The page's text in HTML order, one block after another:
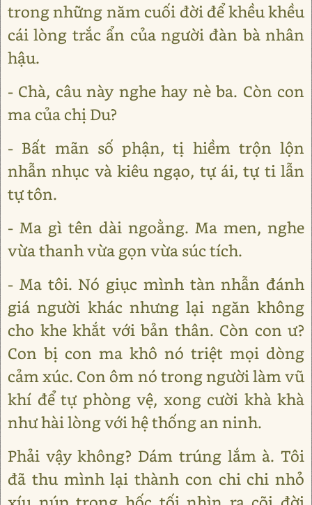
trong những năm cuối đời để khều khều
cái lòng trắc ẩn của người đàn bà nhân
hậu.
- Chà, câu này nghe hay nè ba. Còn con
ma của chị Du?
- Bất mãn số phận, tị hiềm trộn lộn
nhẫn nhục và kiêu ngạo, tự ái, tự ti lẫn
tự tôn.
- Ma gì tên dài ngoằng. Ma men, nghe
vừa thanh vừa gọn vừa súc tích.
- Ma tôi. Nó giục mình tàn nhẫn đánh
giá người khác nhưng lại ngăn không
cho khe khắt với bản thân. Còn con ư?
Con bị con ma khô nó triệt mọi dòng
cảm xúc. Con ôm nó trong người làm vũ
khí để tự phòng vệ, xong cười khà khà
như hài lòng với hệ thống an ninh.
Phải vậy không? Dám trúng lắm à. Tôi
đã thu mình lại thành con chi chi nhỏ